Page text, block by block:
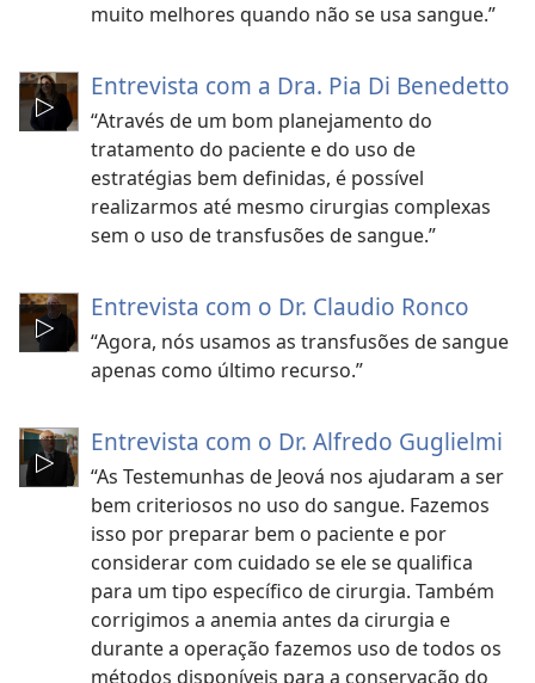
muito melhores quando não se usa sangue.”
Entrevista com a Dra. Pia Di Benedetto
“Através de um bom planejamento do
tratamento do paciente e do uso de
estratégias bem definidas, é possível
realizarmos até mesmo cirurgias complexas
sem o uso de transfusões de sangue.”
Entrevista com o Dr. Claudio Ronco
“Agora, nós usamos as transfusões de sangue
apenas como último recurso.”
Entrevista com o Dr. Alfredo Guglielmi
“As Testemunhas de Jeová nos ajudaram a ser
bem criteriosos no uso do sangue. Fazemos
isso por preparar bem o paciente e por
considerar com cuidado se ele se qualifica
para um tipo específico de cirurgia. Também
corrigimos a anemia antes da cirurgia e
durante a operação fazemos uso de todos os
métodos disponíveis para a conservação do